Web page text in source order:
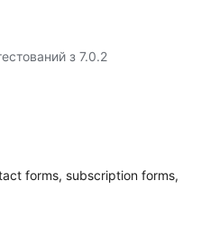
з 7.0.2
forms, subscription forms,